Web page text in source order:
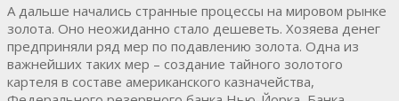
А дальше начались странные процессы на мировом рынке
золота. Оно неожиданно стало дешеветь. Хозяева денег
предприняли ряд мер по подавлению золота. Одна из
важнейших таких мер – создание тайного золотого
картеля в составе американского казначейства,